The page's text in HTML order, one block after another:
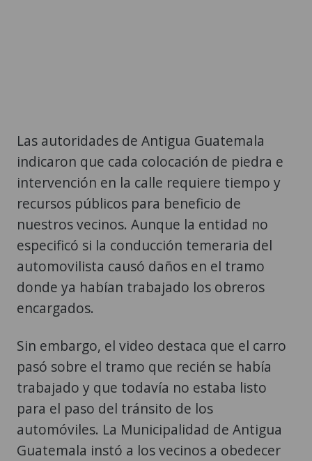
Las autoridades de Antigua Guatemala
indicaron que cada colocación de piedra e
intervención en la calle requiere tiempo y
recursos públicos para beneficio de
nuestros vecinos. Aunque la entidad no
especificó si la conducción temeraria del
automovilista causó daños en el tramo
donde ya habían trabajado los obreros
encargados.
Sin embargo, el video destaca que el carro
pasó sobre el tramo que recién se había
trabajado y que todavía no estaba listo
para el paso del tránsito de los
automóviles. La Municipalidad de Antigua
Guatemala instó a los vecinos a obedecer